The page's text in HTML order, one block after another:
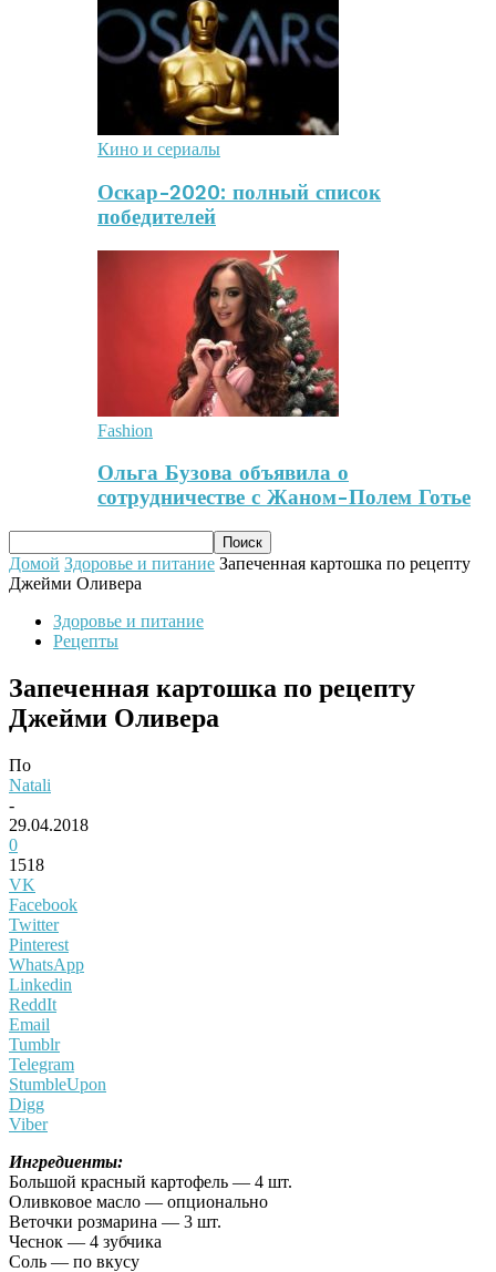
Кино и сериалы
Оскар-2020: полный список
победителей
Fashion
Ольга Бузова объявила о
сотрудничестве с Жаном-Полем Готье
Домой Здоровье и питание Запеченная картошка по рецепту
Джейми Оливера
Здоровье и питание
Рецепты
Запеченная картошка по рецепту
Джейми Оливера
По
Natali
-
29.04.2018
0
1518
VK
Facebook
Twitter
Pinterest
WhatsApp
Linkedin
ReddIt
Email
Tumblr
Telegram
StumbleUpon
Digg
Viber
Ингредиенты:
Большой красный картофель — 4 шт.
Оливковое масло — опционально
Веточки розмарина — 3 шт.
Чеснок — 4 зубчика
Соль — по вкусу